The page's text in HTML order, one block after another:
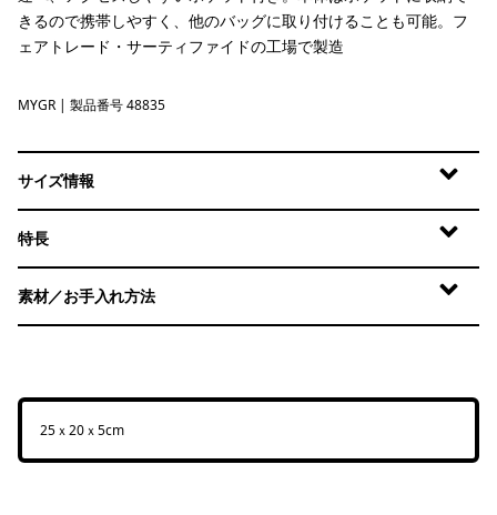
きるので携帯しやすく、他のバッグに取り付けることも可能。フ
ェアトレード・サーティファイドの工場で製造
May Grey
MYGR | 製品番号 48835
サイズ情報
特長
素材／お手入れ方法
25ｘ20ｘ5cm